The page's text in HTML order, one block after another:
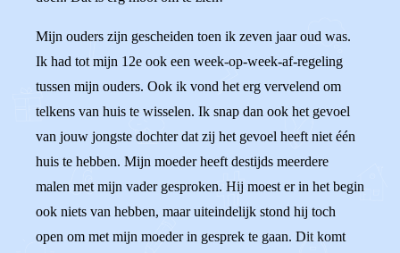
Mijn ouders zijn gescheiden toen ik zeven jaar oud was.
Ik had tot mijn 12e ook een week-op-week-af-regeling
tussen mijn ouders. Ook ik vond het erg vervelend om
telkens van huis te wisselen. Ik snap dan ook het gevoel
van jouw jongste dochter dat zij het gevoel heeft niet één
huis te hebben. Mijn moeder heeft destijds meerdere
malen met mijn vader gesproken. Hij moest er in het begin
ook niets van hebben, maar uiteindelijk stond hij toch
open om met mijn moeder in gesprek te gaan. Dit komt